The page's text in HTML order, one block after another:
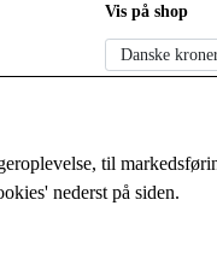
Vis på shop
til
nederst på siden.